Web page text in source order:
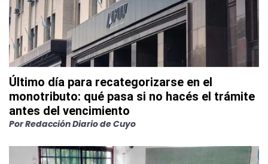
Último día para recategorizarse en el
monotributo: qué pasa si no hacés el trámite
antes del vencimiento
PorRedacción Diario de Cuyo